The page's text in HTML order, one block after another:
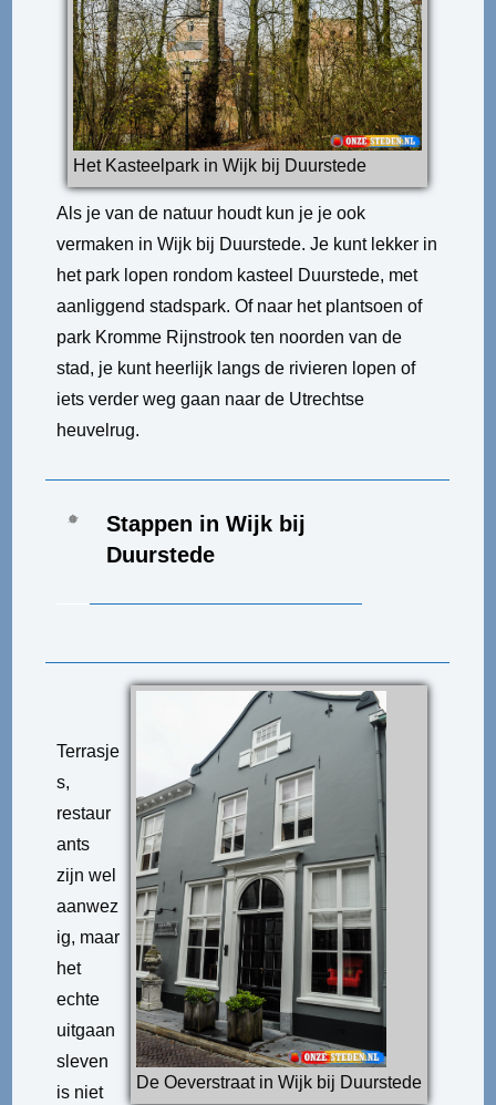
Het Kasteelpark in Wijk bij Duurstede
Als je van de natuur houdt kun je je ook
vermaken in Wijk bij Duurstede. Je kunt lekker in
het park lopen rondom kasteel Duurstede, met
aanliggend stadspark. Of naar het plantsoen of
park Kromme Rijnstrook ten noorden van de
stad, je kunt heerlijk langs de rivieren lopen of
iets verder weg gaan naar de Utrechtse
heuvelrug.
Stappen in Wijk bij
Duurstede
De Oeverstraat in Wijk bij Duurstede
Terrasje
s,
restaur
ants
zijn wel
aanwez
ig, maar
het
echte
uitgaan
sleven
is niet